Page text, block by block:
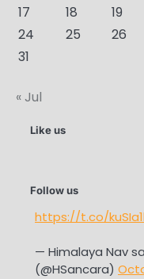
17
18 19
24
25 26
31
« Jul
Like us
Follow us
https://t.co/
— Himalaya Nav
(@HSancara)